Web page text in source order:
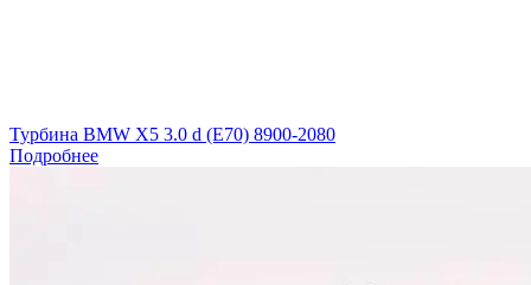
Турбина BMW X5 3.0 d (E70) 8900-2080
Подробнее